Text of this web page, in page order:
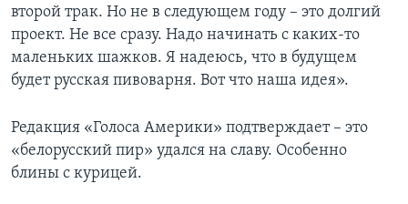
второй трак. Но не в следующем году – это долгий
проект. Не все сразу. Надо начинать с каких-то
маленьких шажков. Я надеюсь, что в будущем
будет русская пивоварня. Вот что наша идея».
Редакция «Голоса Америки» подтверждает – это
«белорусский пир» удался на славу. Особенно
блины с курицей.